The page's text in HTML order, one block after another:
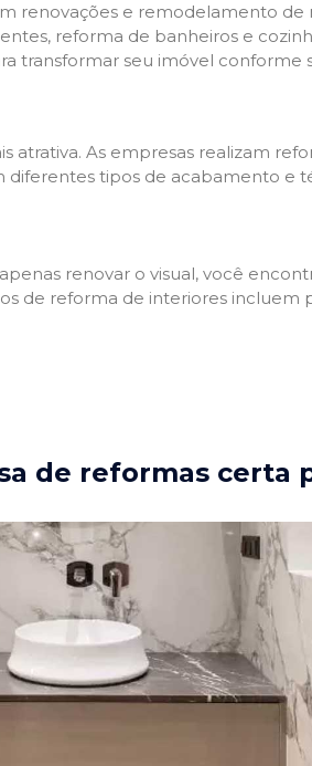
renovações e remodelamento de
reforma de banheiros e
seu imóvel conforme
atrativa. As empresas realizam
diferentes tipos de acabamento e
renovar o visual, você
de reforma de interiores incluem
de reformas certa